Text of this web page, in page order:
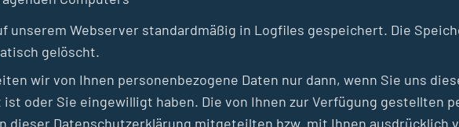
unserem Webserver standardmäßig in Logfiles gespeichert. Die
gelöscht.
wir von Ihnen personenbezogene Daten nur dann, wenn Sie uns
oder Sie eingewilligt haben. Die von Ihnen zur Verfügung gestellten
dieser Datenschutzerklärung mitgeteilten bzw. mit Ihnen ausdrücklich